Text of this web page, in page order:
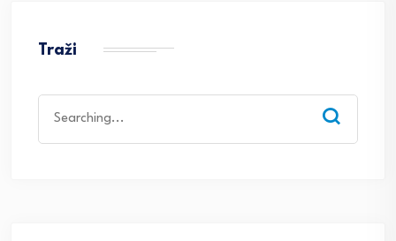
Traži
for: